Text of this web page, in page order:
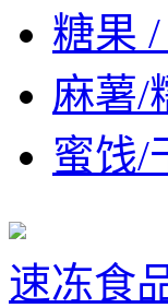
糖果
麻薯/
蜜饯/
速冻食